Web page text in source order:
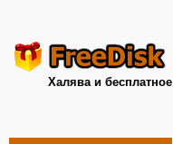
Халява и бесплатное